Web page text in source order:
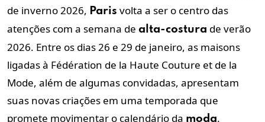
de inverno 2026, Paris volta a ser o centro das
atenções com a semana de alta-costura de verão
2026. Entre os dias 26 e 29 de janeiro, as maisons
ligadas à Fédération de la Haute Couture et de la
Mode, além de algumas convidadas, apresentam
suas novas criações em uma temporada que
promete movimentar o calendário da moda.